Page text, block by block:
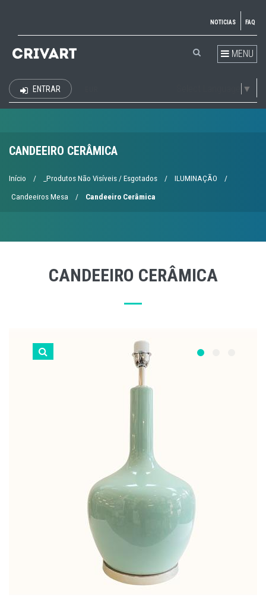
NOTICIAS FAQ
MENU
▼
ENTRAR
CANDEEIRO CERÂMICA
Início / _Produtos Não Visíveis / Esgotados / ILUMINAÇÃO /
Candeeiros Mesa / Candeeiro Cerâmica
CANDEEIRO CERÂMICA